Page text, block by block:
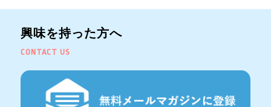
興味を持った方へ
CONTACT US